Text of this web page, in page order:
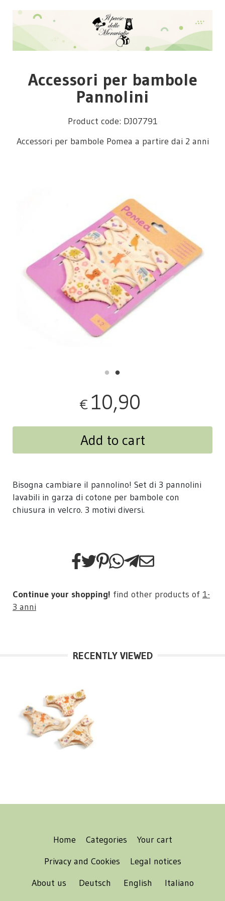
Accessori per bambole
Pannolini
Product code: DJ07791
Accessori per bambole Pomea a partire dai 2 anni
€ 10,90
Add to cart
Bisogna cambiare il pannolino! Set di 3 pannolini
lavabili in garza di cotone per bambole con
chiusura in velcro. 3 motivi diversi.
Continue your shopping! find other products of 1-
3 anni
RECENTLY VIEWED
Home Categories
Your cart
Privacy and Cookies
Legal notices
About us
Deutsch English Italiano